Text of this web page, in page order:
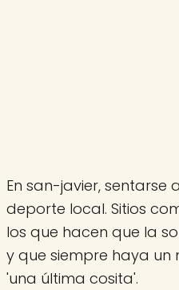
En san-javier, sentarse
deporte local. Sitios
los que hacen que la
y que siempre haya
'una última cosita'.